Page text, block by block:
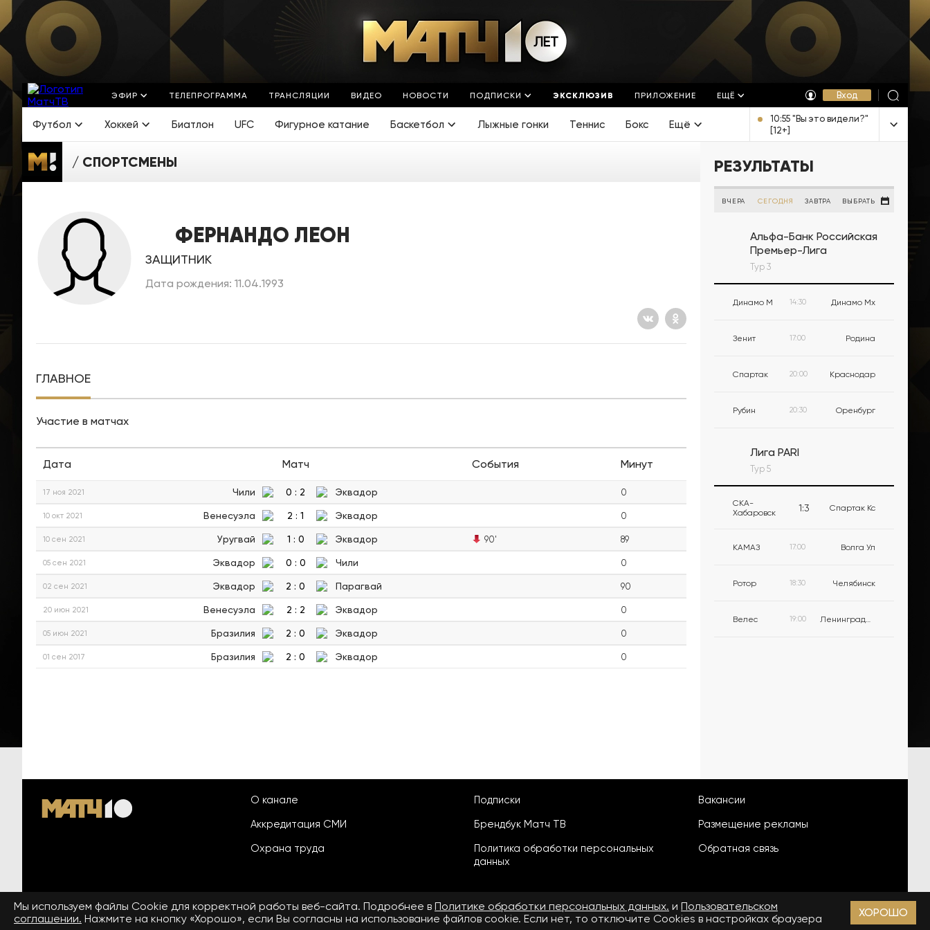
ЭФИР ТЕЛЕПРОГРАММА ТРАНСЛЯЦИИ ВИДЕО НОВОСТИ ПОДПИСКИ ЭКСКЛЮЗИВ ПРИЛОЖЕНИЕ ЕЩЁ Вход
Футбол Хоккей Биатлон UFC Фигурное катание Баскетбол Лыжные гонки Теннис Бокс Ещё
10:55 "Вы это видели?"
[12+]
СПОРТСМЕНЫ
ФЕРНАНДО ЛЕОН
ЗАЩИТНИК
Дата рождения: 11.04.1993
ГЛАВНОЕ
Участие в матчах
Дата Матч События Минут
17 ноя 2021 Чили 0 : 2 Эквадор 0
10 окт 2021 Венесуэла 2 : 1 Эквадор 0
10 сен 2021 Уругвай 1 : 0 Эквадор 90' 89
05 сен 2021 Эквадор 0 : 0 Чили 0
02 сен 2021 Эквадор 2 : 0 Парагвай 90
20 июн 2021 Венесуэла 2 : 2 Эквадор 0
05 июн 2021 Бразилия 2 : 0 Эквадор 0
01 сен 2017 Бразилия 2 : 0 Эквадор 0
РЕЗУЛЬТАТЫ
ВЧЕРА СЕГОДНЯ ЗАВТРА ВЫБРАТЬ
Альфа-Банк Российская
Премьер-Лига
Тур 3
Динамо М 14:30 Динамо Мх
Зенит 17:00 Родина
Спартак 20:00 Краснодар
Рубин 20:30 Оренбург
Лига PARI
Тур 5
СКА-
Хабаровск
1:3 Спартак Кс
КАМАЗ 17:00 Волга Ул
Ротор 18:30 Челябинск
Велес 19:00 Ленинградец
О канале
Аккредитация СМИ
Охрана труда
Подписки
Брендбук Матч ТВ
Политика обработки персональных
данных
Вакансии
Размещение рекламы
Обратная связь
© 2026 «ООО «Национальный
спортивный телеканал»
Пользовательское соглашение 18+
Мы используем файлы Сookie для корректной работы веб-сайта. Подробнее в Политике обработки персональных данных. и Пользовательском
соглашении. Нажмите на кнопку «Хорошо», если Вы согласны на использование файлов cookie. Если нет, то отключите Cookies в настройках браузера ХОРОШО